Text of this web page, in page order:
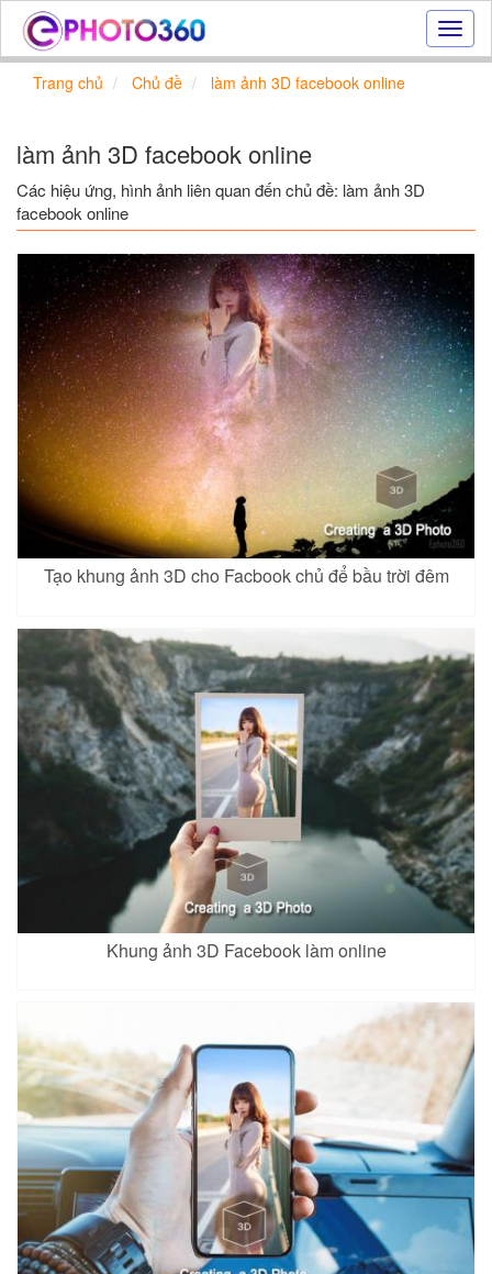
Hiệu
ứng
tuyến,
tạo
ảnh
online
Trang chủ Chủ đề làm ảnh 3D facebook online
làm ảnh 3D facebook online
Các hiệu ứng, hình ảnh liên quan đến chủ đề: làm ảnh 3D
facebook online
Tạo khung ảnh 3D cho Facbook chủ để bầu trời đêm
Khung ảnh 3D Facebook làm online